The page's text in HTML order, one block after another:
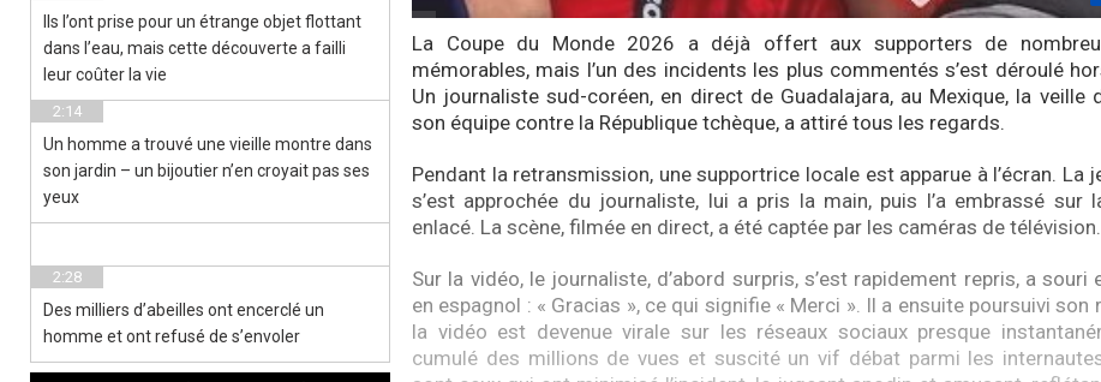
La Coupe du Monde 2026 a déjà offert aux supporters de
mémorables, mais l’un des incidents les plus commentés s’est déroulé
Un journaliste sud-coréen, en direct de Guadalajara, au Mexique, la veille
son équipe contre la République tchèque, a attiré tous les regards.
Pendant la retransmission, une supportrice locale est apparue à l’écran. La
s’est approchée du journaliste, lui a pris la main, puis l’a embrassé sur
enlacé. La scène, filmée en direct, a été captée par les caméras de télévision.
Sur la vidéo, le journaliste, d’abord surpris, s’est rapidement repris, a souri
en espagnol : « Gracias », ce qui signifie « Merci ». Il a ensuite poursuivi son
la vidéo est devenue virale sur les réseaux sociaux presque
cumulé des millions de vues et suscité un vif débat parmi les
Ils l’ont prise pour un étrange objet flottant
dans l’eau, mais cette découverte a failli
leur coûter la vie
2:14
Un homme a trouvé une vieille montre dans
son jardin – un bijoutier n’en croyait pas ses
yeux
2:28
Des milliers d’abeilles ont encerclé un
homme et ont refusé de s’envoler